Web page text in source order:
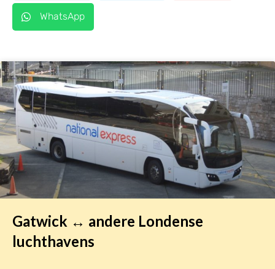
WhatsApp
Gatwick ↔ andere Londense
luchthavens